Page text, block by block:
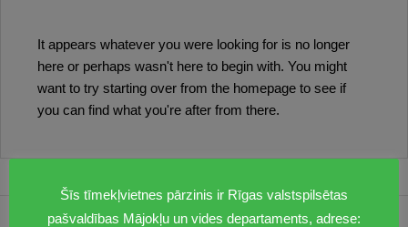
It appears whatever you were looking for is no longer
here or perhaps wasn't here to begin with. You might
want to try starting over from the homepage to see if
you can find what you're after from there.
Šīs tīmekļvietnes pārzinis ir Rīgas valstspilsētas
pašvaldības Mājokļu un vides departaments, adrese: